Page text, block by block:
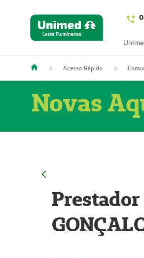
Acesso Rápido
Novas